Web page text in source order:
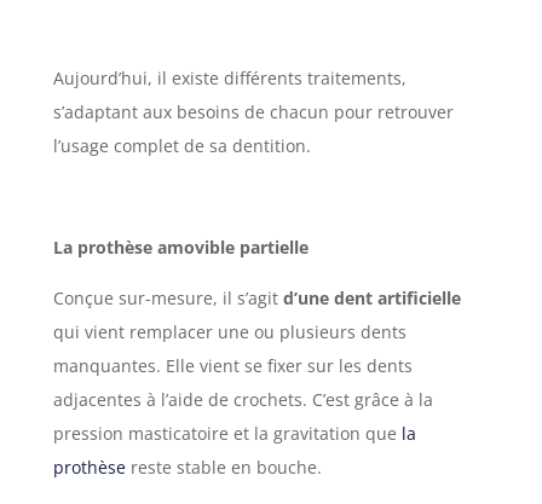
Aujourd’hui, il existe différents traitements,
s’adaptant aux besoins de chacun pour retrouver
l’usage complet de sa dentition.
La prothèse amovible partielle
Conçue sur-mesure, il s’agit d’une dent artificielle
qui vient remplacer une ou plusieurs dents
manquantes. Elle vient se fixer sur les dents
adjacentes à l’aide de crochets. C’est grâce à la
pression masticatoire et la gravitation que la
prothèsereste stable en bouche.